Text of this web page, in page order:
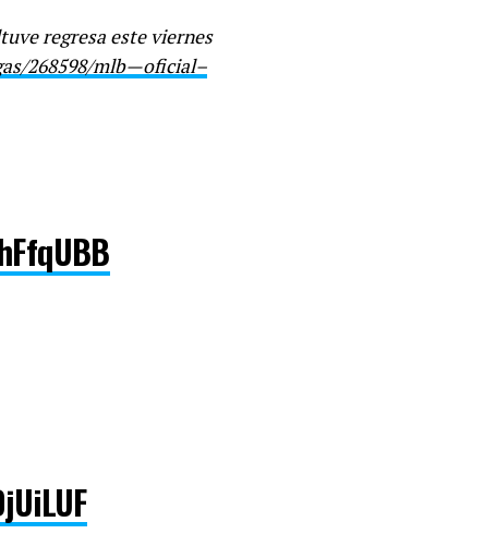
regresa este viernes
268598/mlb—oficial–